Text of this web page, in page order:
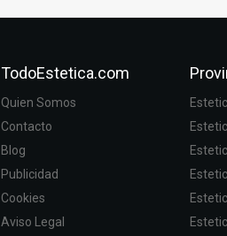
TodoEstetica.com
Quien Somos
Contacto
Blog
Publicidad
Cookies
Aviso Legal